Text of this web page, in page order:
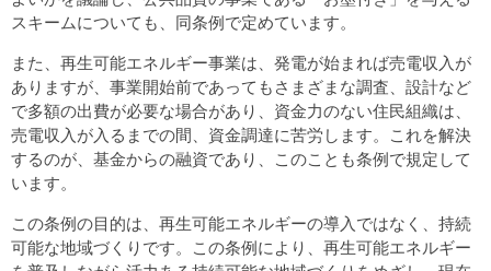
スキームについても、同条例で定めています。
また、再生可能エネルギー事業は、発電が始まれば売電収入が
ありますが、事業開始前であってもさまざまな調査、設計など
で多額の出費が必要な場合があり、資金力のない住民組織は、
売電収入が入るまでの間、資金調達に苦労します。これを解決
するのが、基金からの融資であり、このことも条例で規定して
います。
この条例の目的は、再生可能エネルギーの導入ではなく、持続
可能な地域づくりです。この条例により、再生可能エネルギー